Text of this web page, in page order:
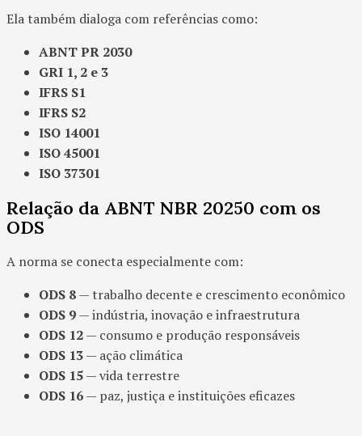
Ela também dialoga com referências como:
ABNT PR 2030
GRI 1, 2 e 3
IFRS S1
IFRS S2
ISO 14001
ISO 45001
ISO 37301
Relação da ABNT NBR 20250 com os
ODS
A norma se conecta especialmente com:
ODS 8— trabalho decente e crescimento econômico
ODS 9— indústria, inovação e infraestrutura
ODS 12— consumo e produção responsáveis
ODS 13— ação climática
ODS 15— vida terrestre
ODS 16— paz, justiça e instituições eficazes